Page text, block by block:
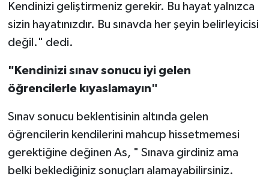
Kendinizi geliştirmeniz gerekir. Bu hayat yalnızca
sizin hayatınızdır. Bu sınavda her şeyin belirleyicisi
değil." dedi.
"Kendinizi sınav sonucu iyi gelen
öğrencilerle kıyaslamayın"
Sınav sonucu beklentisinin altında gelen
öğrencilerin kendilerini mahcup hissetmemesi
gerektiğine değinen As, " Sınava girdiniz ama
belki beklediğiniz sonuçları alamayabilirsiniz.